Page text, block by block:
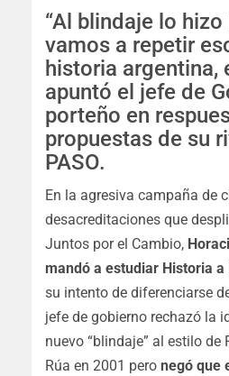
“Al blindaje lo hizo
vamos a repetir
historia argentina,
apuntó el jefe de
porteño en
propuestas de su
PASO.
En la agresiva campaña de
desacreditaciones que
Juntos por el Cambio,
mandó a estudiar Historia
su intento de diferenciarse
jefe de gobierno rechazó la
nuevo “blindaje” al estilo de
Rúa en 2001 pero negó que